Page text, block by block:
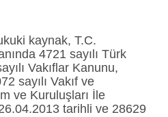
kaynak, T.C.
4721 sayılı Türk
Vakıflar Kanunu,
sayılı Vakıf ve
ve Kuruluşları İle
tarihli ve 28629